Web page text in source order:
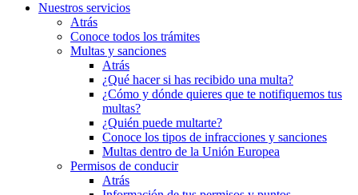
Nuestros servicios
Atrás
Conoce todos los trámites
Multas y sanciones
Atrás
¿Qué hacer si has recibido una multa?
¿Cómo y dónde quieres que te notifiquemos tus
multas?
¿Quién puede multarte?
Conoce los tipos de infracciones y sanciones
Multas dentro de la Unión Europea
Permisos de conducir
Atrás